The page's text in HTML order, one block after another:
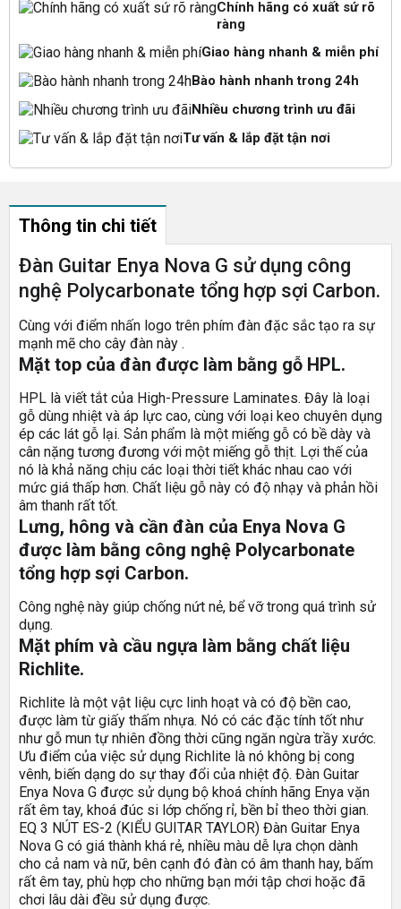
Chính hãng có xuất sứ rõ
ràng
Giao hàng nhanh & miễn phí
Bào hành nhanh trong 24h
Nhiều chương trình ưu đãi
Tư vấn & lắp đặt tận nơi
Thông tin chi tiết
Đàn Guitar Enya Nova G sử dụng công
nghệ Polycarbonate tổng hợp sợi Carbon.
Cùng với điểm nhấn logo trên phím đàn đặc sắc tạo ra sự
mạnh mẽ cho cây đàn này .
Mặt top của đàn được làm bằng gỗ HPL.
HPL là viết tắt của High-Pressure Laminates. Đây là loại
gỗ dùng nhiệt và áp lực cao, cùng với loại keo chuyên dụng
ép các lát gỗ lại. Sản phẩm là một miếng gỗ có bề dày và
cân nặng tương đương với một miếng gỗ thịt. Lợi thế của
nó là khả năng chịu các loại thời tiết khác nhau cao với
mức giá thấp hơn. Chất liệu gỗ này có độ nhạy và phản hồi
âm thanh rất tốt.
Lưng, hông và cần đàn của Enya Nova G
được làm bằng công nghệ Polycarbonate
tổng hợp sợi Carbon.
Công nghệ này giúp chống nứt nẻ, bể vỡ trong quá trình sử
dụng.
Mặt phím và cầu ngựa làm bằng chất liệu
Richlite.
Richlite là một vật liệu cực linh hoạt và có độ bền cao,
được làm từ giấy thấm nhựa. Nó có các đặc tính tốt như
như gỗ mun tự nhiên đồng thời cũng ngăn ngừa trầy xước.
Ưu điểm của việc sử dụng Richlite là nó không bị cong
vênh, biến dạng do sự thay đổi của nhiệt độ. Đàn Guitar
Enya Nova G được sử dụng bộ khoá chính hãng Enya vặn
rất êm tay, khoá đúc si lớp chống rỉ, bền bỉ theo thời gian.
EQ 3 NÚT ES-2 (KIỂU GUITAR TAYLOR) Đàn Guitar Enya
Nova G có giá thành khá rẻ, nhiều màu dễ lựa chọn dành
cho cả nam và nữ, bên cạnh đó đàn có âm thanh hay, bấm
rất êm tay, phù hợp cho những bạn mới tập chơi hoặc đã
chơi lâu dài đều sử dụng được.